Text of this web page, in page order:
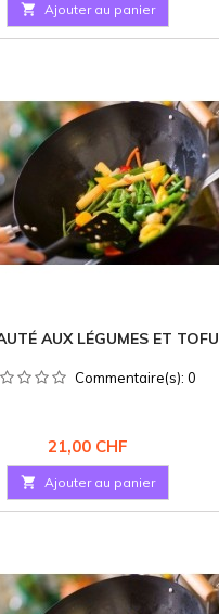
 Ajouter au panier
AUX LÉGUMES ET TOFU
Commentaire(s): 0
Prix
21,00 CHF
 Ajouter au panier